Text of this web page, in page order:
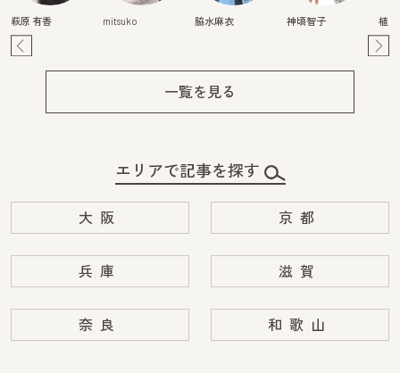
萩原 有香 mitsuko 脇水麻衣 神頃智子 植
一覧を見る
エリアで記事を探す
大阪 京都
兵庫 滋賀
奈良 和歌山